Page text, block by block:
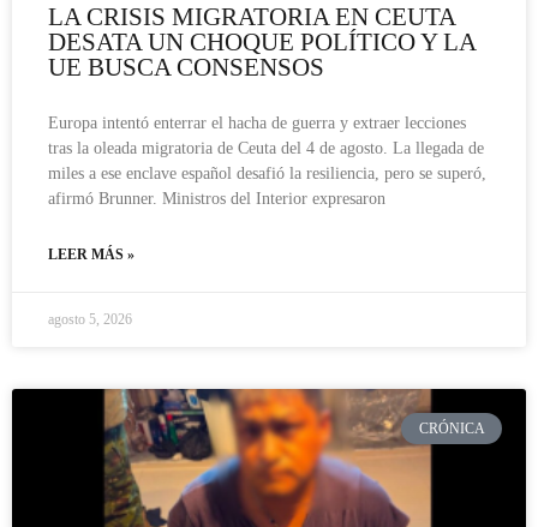
LA CRISIS MIGRATORIA EN CEUTA
DESATA UN CHOQUE POLÍTICO Y LA
UE BUSCA CONSENSOS
Europa intentó enterrar el hacha de guerra y extraer lecciones
tras la oleada migratoria de Ceuta del 4 de agosto. La llegada de
miles a ese enclave español desafió la resiliencia, pero se superó,
afirmó Brunner. Ministros del Interior expresaron
LEER MÁS »
agosto 5, 2026
CRÓNICA